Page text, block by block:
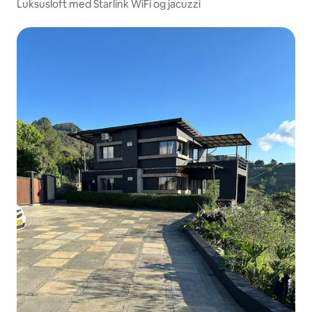
Luksusloft med Starlink WiFi og jacuzzi